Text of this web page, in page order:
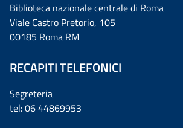
Biblioteca nazionale centrale di Roma
Viale Castro Pretorio, 105
00185 Roma RM
RECAPITI TELEFONICI
Segreteria
tel: 06 44869953